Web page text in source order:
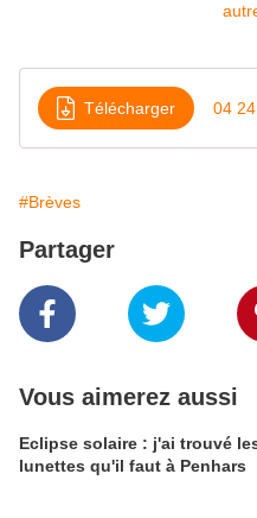
Télécharger
#Brèves
Partager
Vous aimerez aussi
Eclipse solaire : j'ai trouvé
lunettes qu'il faut à Penhars